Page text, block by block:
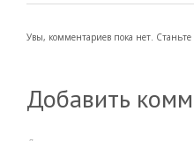
Увы, комментариев пока нет.
Добавить